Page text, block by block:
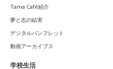
Tama Café紹介
夢と志の結実
デジタルパンフレット
動画アーカイブス
学校生活